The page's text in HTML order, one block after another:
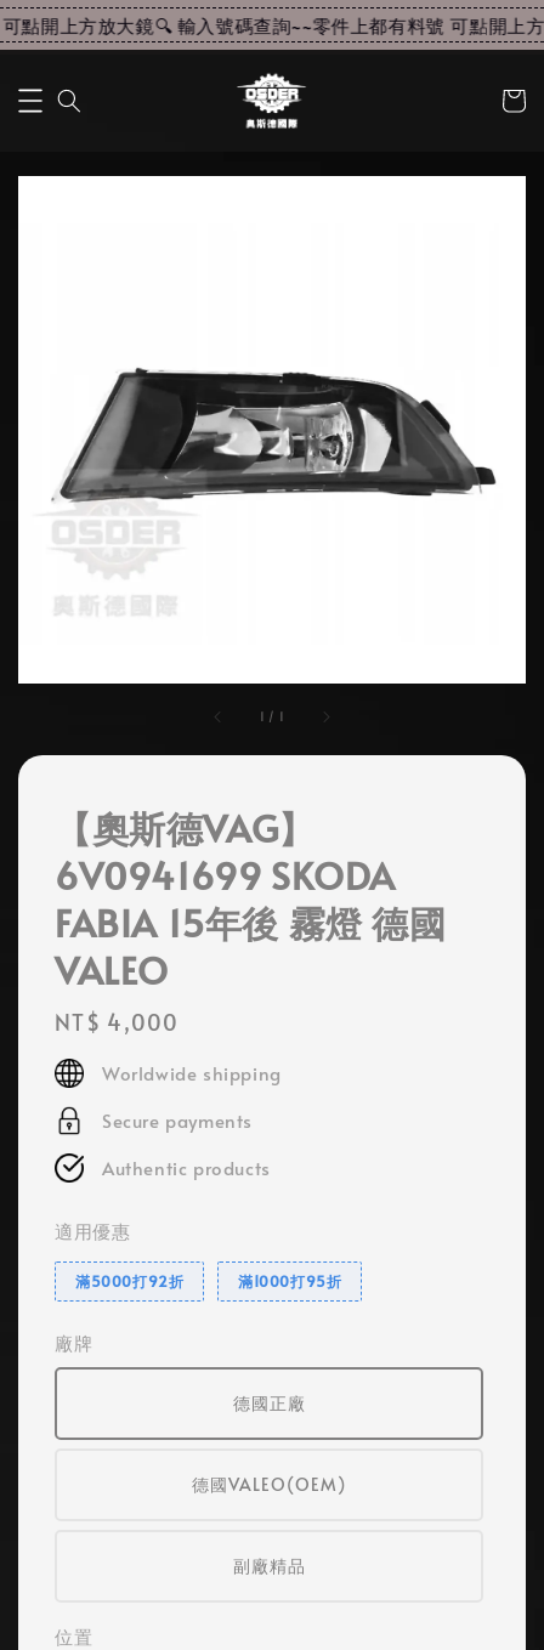
點開上方放大鏡🔍 輸入號碼查詢~~零件上都有料號 可點開上
1 / 1
【奧斯德VAG】
6V0941699 SKODA
FABIA 15年後 霧燈 德國
VALEO
Regular
price
NT$ 4,000
Worldwide shipping
Secure payments
Authentic products
適用優惠
滿5000打92折 滿1000打95折
廠牌
德國正廠
德國VALEO(OEM)
副廠精品
位置